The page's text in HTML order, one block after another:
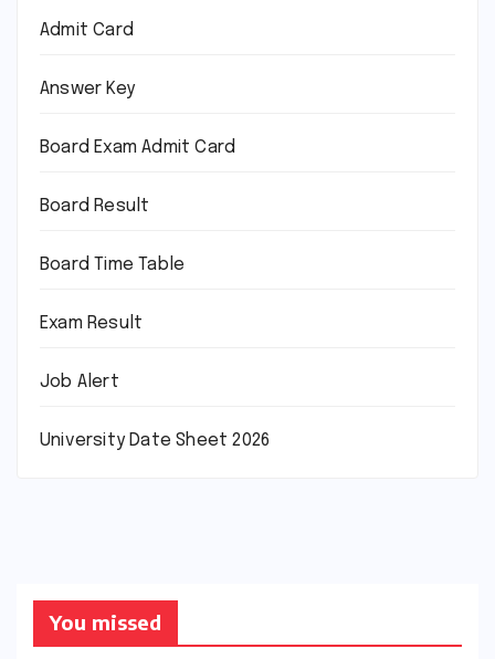
Admit Card
Answer Key
Board Exam Admit Card
Board Result
Board Time Table
Exam Result
Job Alert
University Date Sheet 2026
You missed